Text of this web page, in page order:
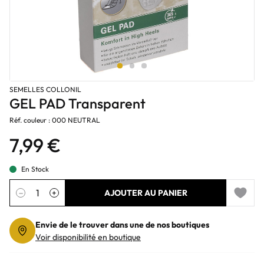
SEMELLES COLLONIL
GEL PAD Transparent
Réf. couleur : 000 NEUTRAL
7,99 €
En Stock
Quantité
− + AJOUTER AU PANIER
Add to
Envie de le trouver dans une de nos boutiques
Voir disponibilité en boutique